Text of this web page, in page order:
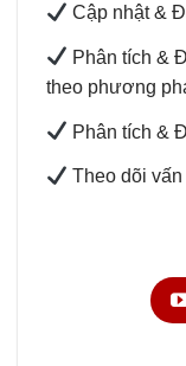
Cập nhật &
Phân tích &
theo phương
Phân tích &
Theo dõi